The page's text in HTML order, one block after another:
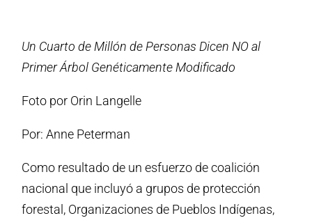
Un Cuarto de Millón de Personas Dicen NO al
Primer Árbol Genéticamente Modificado
Foto por Orin Langelle
Por: Anne Peterman
Como resultado de un esfuerzo de coalición
nacional que incluyó a grupos de protección
forestal, Organizaciones de Pueblos Indígenas,